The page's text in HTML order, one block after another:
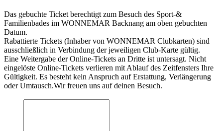
Das gebuchte Ticket berechtigt zum Besuch des Sport-&
Familienbades im WONNEMAR Backnang am oben gebuchten
Datum.
Rabattierte Tickets (Inhaber von WONNEMAR Clubkarten) sind
ausschließlich in Verbindung der jeweiligen Club-Karte gültig.
Eine Weitergabe der Online-Tickets an Dritte ist untersagt. Nicht
eingelöste Online-Tickets verlieren mit Ablauf des Zeitfensters Ihre
Gültigkeit. Es besteht kein Anspruch auf Erstattung, Verlängerung
oder Umtausch.Wir freuen uns auf deinen Besuch.